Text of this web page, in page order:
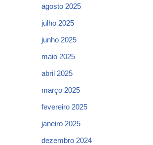
agosto 2025
julho 2025
junho 2025
maio 2025
abril 2025
março 2025
fevereiro 2025
janeiro 2025
dezembro 2024